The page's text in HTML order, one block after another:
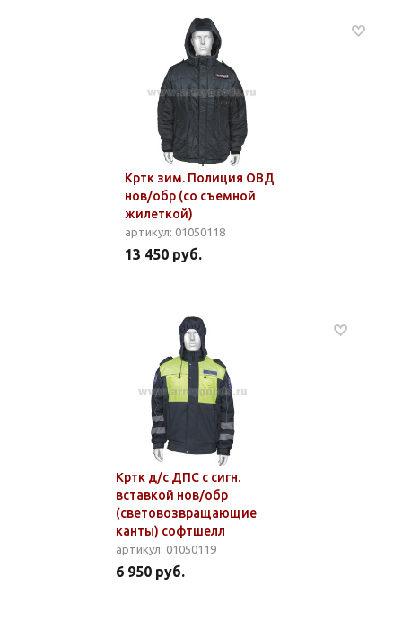
Кртк зим. Полиция ОВД
нов/обр (со съемной
жилеткой)
артикул: 01050118
13 450 руб.
Кртк д/с ДПС с сигн.
вставкой нов/обр
(световозвращающие
канты) софтшелл
артикул: 01050119
6 950 руб.